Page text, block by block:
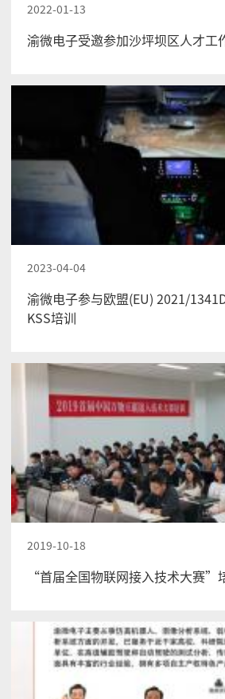
2022-01-13
渝微电子受邀参加沙坪坝区人才工
2023-04-04
渝微电子参与欧盟(EU) 2021/
KSS培训
2019-10-18
“首届全国物联网接入技术大赛”